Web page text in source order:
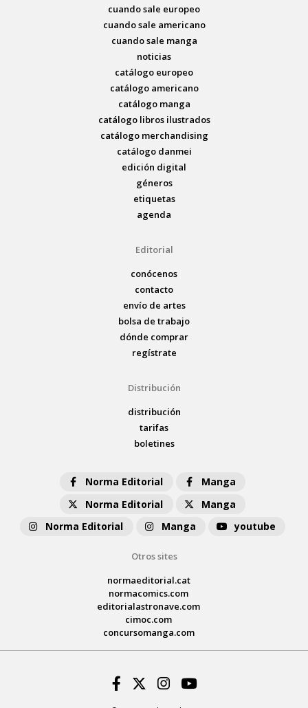
cuando sale europeo
cuando sale americano
cuando sale manga
noticias
catálogo europeo
catálogo americano
catálogo manga
catálogo libros ilustrados
catálogo merchandising
catálogo danmei
edición digital
géneros
etiquetas
agenda
Editorial
conócenos
contacto
envío de artes
bolsa de trabajo
dónde comprar
regístrate
Distribución
distribución
tarifas
boletines
Norma Editorial
Manga
Norma Editorial
Manga
Norma Editorial
Manga youtube
Otros sites
normaeditorial.cat
normacomics.com
editorialastronave.com
cimoc.com
concursomanga.com
Facebook
Twitter
Instagram
Youtube